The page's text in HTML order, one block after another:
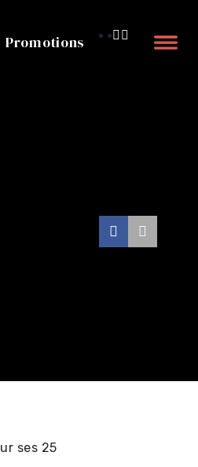
Promotions
ses 25